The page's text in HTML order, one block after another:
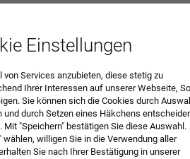
Einstellungen
von Services anzubieten, diese stetig zu
Ihrer Interessen auf unserer Webseite,
Sie können sich die Cookies durch
und durch Setzen eines Häkchens
"Speichern" bestätigen Sie diese Auswahl.
willigen Sie in die Verwendung aller
Sie nach Ihrer Bestätigung in unserer